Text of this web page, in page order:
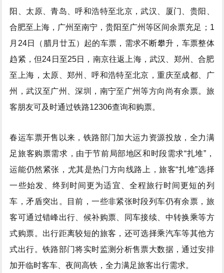
阳、太原、青岛、呼和浩特至北京，武汉、厦门、贵阳、
合肥至上海，广州至南宁，贵阳至广州等区间余票充足；1
月24日（腊月廿五）起的车票，需求不断攀升，车票整体
趋紧，但24日至25日，南京往返上海，武汉、郑州、合肥
至上海，太原、郑州、呼和浩特至北京，重庆至成都、广
州，武汉至广州、深圳，南宁至广州等方向尚有余票。旅
客朋友可及时通过铁路12306查询和购票。
春运车票开售以来，铁路部门加大运力资源投放，全力满
足旅客购票需求，由于节前局部地区和时段需求“扎堆”，
运能仍然紧张，尤其是热门方向线路上，旅客“扎堆”选择
一些始发、终到时间更为适宜、全程旅行时间更短的列
车，矛盾突出。目前，一些非紧张时段列车仍有余票，旅
客可通过错峰出行、候补购票、同车接续、中转换乘等方
式购票。出行距离较短的旅客，还可选择乘汽车等其他方
式出行。铁路部门将实时监测分析售票大数据，通过安排
加开临时客车、夜间高铁，全力满足旅客出行需求。